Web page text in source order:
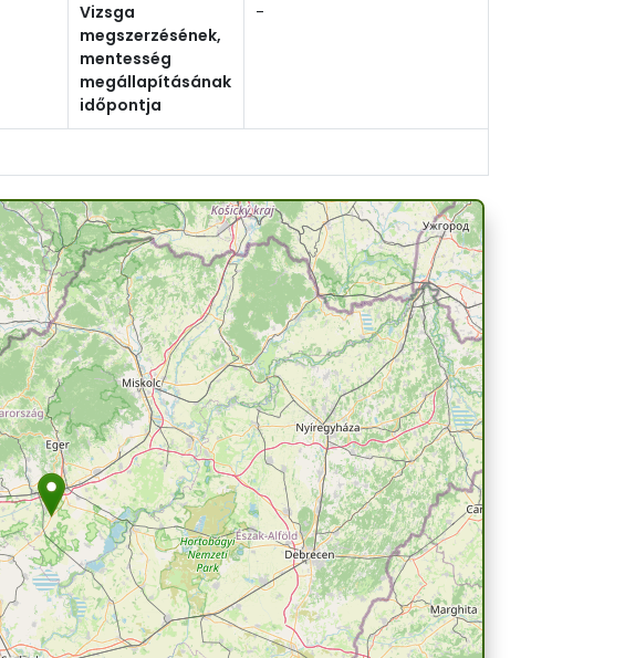
Vizsga
megszerzésének,
mentesség
megállapításának
időpontja
-